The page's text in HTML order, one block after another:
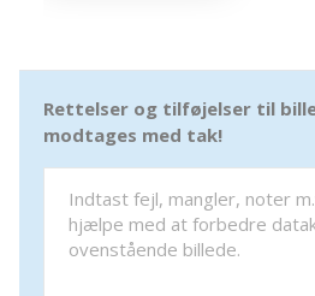
Rettelser og tilføjelser til
modtages med tak!